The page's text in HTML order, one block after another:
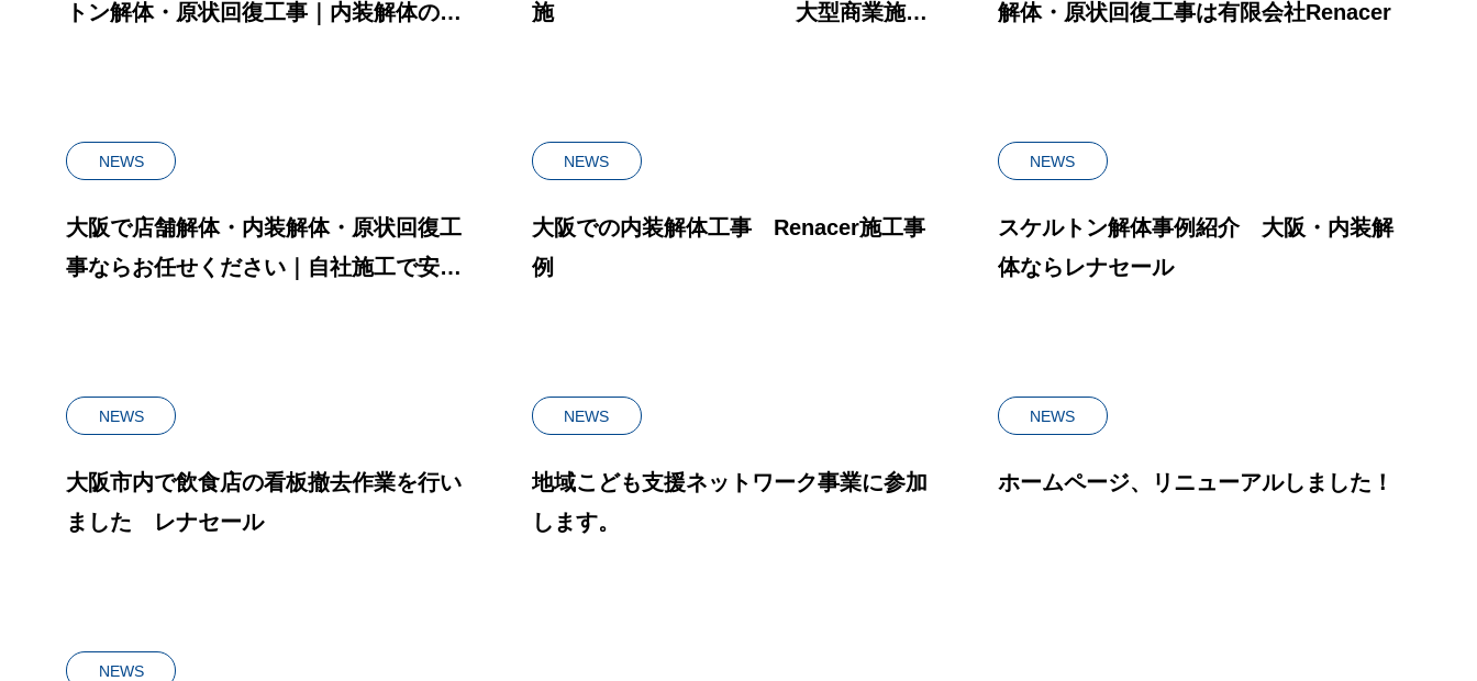
トン解体・原状回復工事｜内装解体の流
施 大型商業施設
解体・原状回復工事は有限会社Renacer
NEWS
大阪で店舗解体・内装解体・原状回復工
事ならお任せください｜自社施工で安心
NEWS
大阪での内装解体工事 Renacer施工事
例
NEWS
スケルトン解体事例紹介 大阪・内装解
体ならレナセール
NEWS
大阪市内で飲食店の看板撤去作業を行い
ました レナセール
NEWS
地域こども支援ネットワーク事業に参加
します。
NEWS
ホームページ、リニューアルしました！
NEWS